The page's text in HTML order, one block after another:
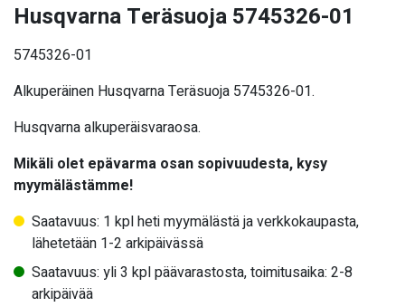
Husqvarna Teräsuoja 5745326-01
5745326-01
Alkuperäinen Husqvarna Teräsuoja 5745326-01.
Husqvarna alkuperäisvaraosa.
Mikäli olet epävarma osan sopivuudesta, kysy
myymälästämme!
Saatavuus: 1 kpl heti myymälästä ja verkkokaupasta,
lähetetään 1-2 arkipäivässä
Saatavuus: yli 3 kpl päävarastosta, toimitusaika: 2-8
arkipäivää